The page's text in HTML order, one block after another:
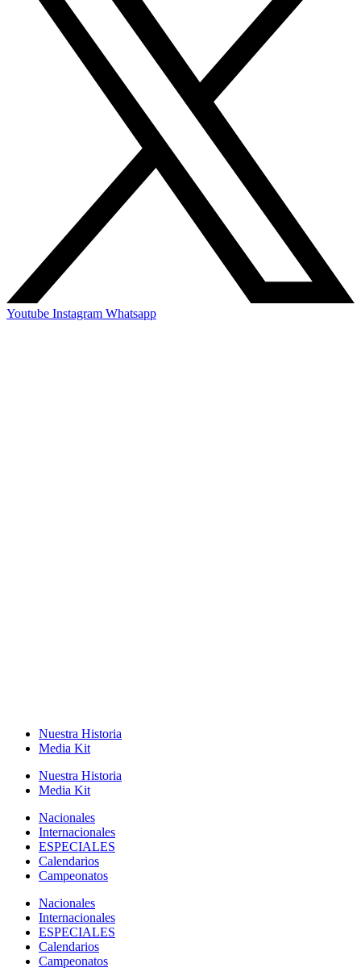
Youtube Instagram Whatsapp
Nuestra Historia
Media Kit
Nuestra Historia
Media Kit
Nacionales
Internacionales
ESPECIALES
Calendarios
Campeonatos
Nacionales
Internacionales
ESPECIALES
Calendarios
Campeonatos